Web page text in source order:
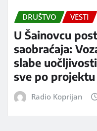
DRUŠTVO VESTI
U Šainovcu
saobraćaja:
slabe
sve po projektu
Radio Koprijan